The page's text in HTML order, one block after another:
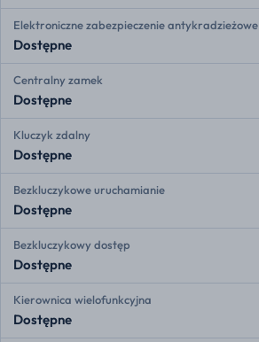
Elektroniczne zabezpieczenie antykradzieżowe
Dostępne
Centralny zamek
Dostępne
Kluczyk zdalny
Dostępne
Bezkluczykowe uruchamianie
Dostępne
Bezkluczykowy dostęp
Dostępne
Kierownica wielofunkcyjna
Dostępne